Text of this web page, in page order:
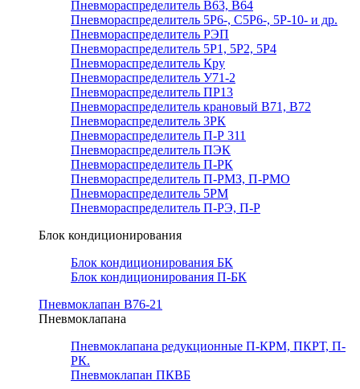
Пневмораспределитель В63, В64
Пневмораспределитель 5Р6-, С5Р6-, 5Р-10- и др.
Пневмораспределитель РЭП
Пневмораспределитель 5Р1, 5Р2, 5Р4
Пневмораспределитель Кру
Пневмораспределитель У71-2
Пневмораспределитель ПР13
Пневмораспределитель крановый В71, В72
Пневмораспределитель 3РК
Пневмораспределитель П-Р 311
Пневмораспределитель ПЭК
Пневмораспределитель П-РК
Пневмораспределитель П-РМЗ, П-РМО
Пневмораспределитель 5РМ
Пневмораспределитель П-РЭ, П-Р
Блок кондиционирования
Блок кондиционирования БК
Блок кондиционирования П-БК
Пневмоклапан В76-21
Пневмоклапана
Пневмоклапана редукционные П-КРМ, ПКРТ, П-
РК.
Пневмоклапан ПКВБ